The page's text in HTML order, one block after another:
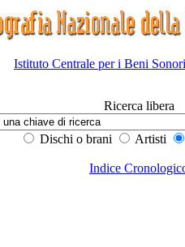
Istituto Centrale per i Beni
Ricerca libera
Dischi o brani Artisti
Indice